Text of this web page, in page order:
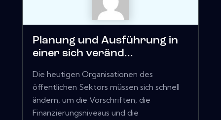
Planung und Ausführung in
einer sich veränd...
Die heutigen Organisationen des
öffentlichen Sektors müssen sich schnell
ändern, um die Vorschriften, die
Finanzierungsniveaus und die